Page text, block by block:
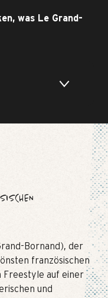
was Le Grand-
Bornand), der
französischen
Freestyle auf einer
und